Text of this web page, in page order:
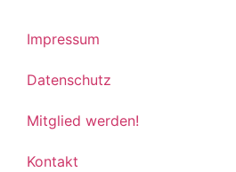
Impressum
Datenschutz
Mitglied werden!
Kontakt